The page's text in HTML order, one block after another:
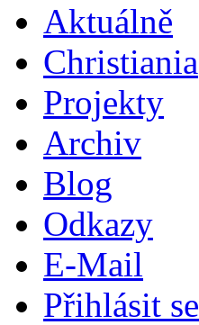
Aktuálně
Christiania
Projekty
Archiv
Blog
Odkazy
E-Mail
Přihlásit se